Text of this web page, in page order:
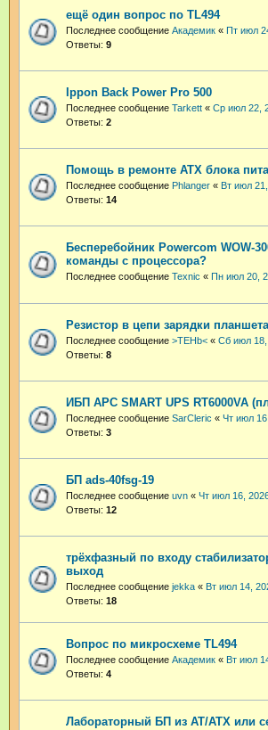
ещё один вопрос по TL494
Последнее сообщение Академик « Пт июл
Ответы: 9
Ippon Back Power Pro 500
Последнее сообщение Tarkett « Ср июл 22,
Ответы: 2
Помощь в ремонте ATX блока
Последнее сообщение Phlanger « Вт июл
Ответы: 14
Бесперебойник Powercom WOW-
команды с процессора?
Последнее сообщение Техnic « Пн июл 20,
Резистор в цепи зарядки планшета
Последнее сообщение >TEHb< « Сб июл 18,
Ответы: 8
ИБП APC SMART UPS RT6000VA
Последнее сообщение SarCleric « Чт июл
Ответы: 3
БП ads-40fsg-19
Последнее сообщение uvn « Чт июл 16,
Ответы: 12
трёхфазный по входу
выход
Последнее сообщение jekka « Вт июл 14,
Ответы: 18
Вопрос по микросхеме TL494
Последнее сообщение Академик « Вт июл
Ответы: 4
Лабораторный БП из AT/ATX или